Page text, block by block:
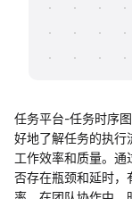
任务平台-任务时序
好地了解任务的执行
工作效率和质量。
否存在瓶颈和延时，